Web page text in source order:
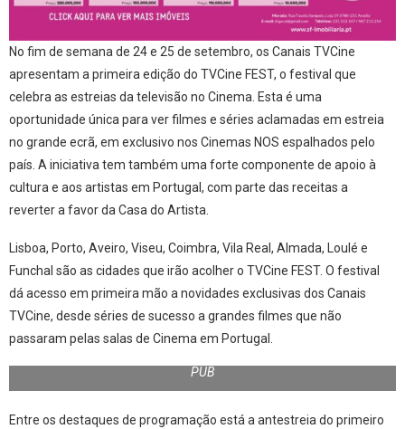
No fim de semana de 24 e 25 de setembro, os Canais TVCine
apresentam a primeira edição do TVCine FEST, o festival que
celebra as estreias da televisão no Cinema. Esta é uma
oportunidade única para ver filmes e séries aclamadas em estreia
no grande ecrã, em exclusivo nos Cinemas NOS espalhados pelo
país. A iniciativa tem também uma forte componente de apoio à
cultura e aos artistas em Portugal, com parte das receitas a
reverter a favor da Casa do Artista.
Lisboa, Porto, Aveiro, Viseu, Coimbra, Vila Real, Almada, Loulé e
Funchal são as cidades que irão acolher o TVCine FEST. O festival
dá acesso em primeira mão a novidades exclusivas dos Canais
TVCine, desde séries de sucesso a grandes filmes que não
passaram pelas salas de Cinema em Portugal.
PUB
Entre os destaques de programação está a antestreia do primeiro